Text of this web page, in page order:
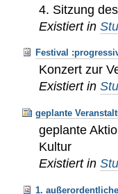
4. Sitzung
Existiert in
Festival
Konzert zur
Existiert in
geplante
geplante
Kultur
Existiert in
1.